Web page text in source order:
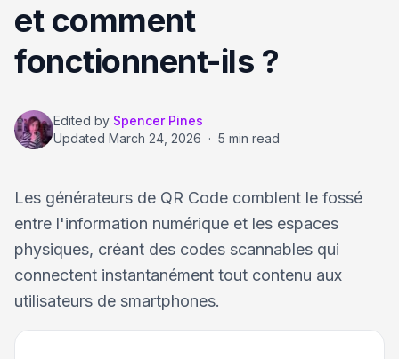
et comment
fonctionnent-ils ?
Edited by Spencer Pines
Updated March 24, 2026 · 5 min read
Les générateurs de QR Code comblent le fossé
entre l'information numérique et les espaces
physiques, créant des codes scannables qui
connectent instantanément tout contenu aux
utilisateurs de smartphones.